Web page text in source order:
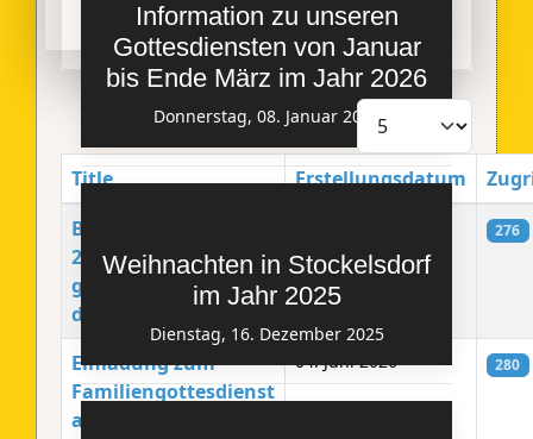
Information zu unseren
Gottesdiensten von Januar
bis Ende März im Jahr 2026
Donnerstag, 08. Januar 2026
Weihnachten in Stockelsdorf
im Jahr 2025
Dienstag, 16. Dezember 2025
Anzeige #
Beiträge
Title Erstellungsdatum
Brunch am
20.06.2026 mit
großem Buffet - Seid
dabei!
276
Einladung zum
Familiengottesdienst
am 21.06.2026 um 10
04. Juni 2026 280